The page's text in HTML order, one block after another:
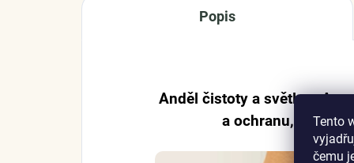
Tento
čemu
Popis
Anděl čistoty a světla –
a ochranu, která